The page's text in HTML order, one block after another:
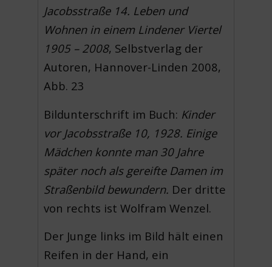
Jacobsstraße 14. Leben und
Wohnen in einem Lindener Viertel
1905 – 2008, Selbstverlag der
Autoren, Hannover-Linden 2008,
Abb. 23
Bildunterschrift im Buch: Kinder
vor Jacobsstraße 10, 1928. Einige
Mädchen konnte man 30 Jahre
später noch als gereifte Damen im
Straßenbild bewundern. Der dritte
von rechts ist Wolfram Wenzel.
Der Junge links im Bild hält einen
Reifen in der Hand, ein